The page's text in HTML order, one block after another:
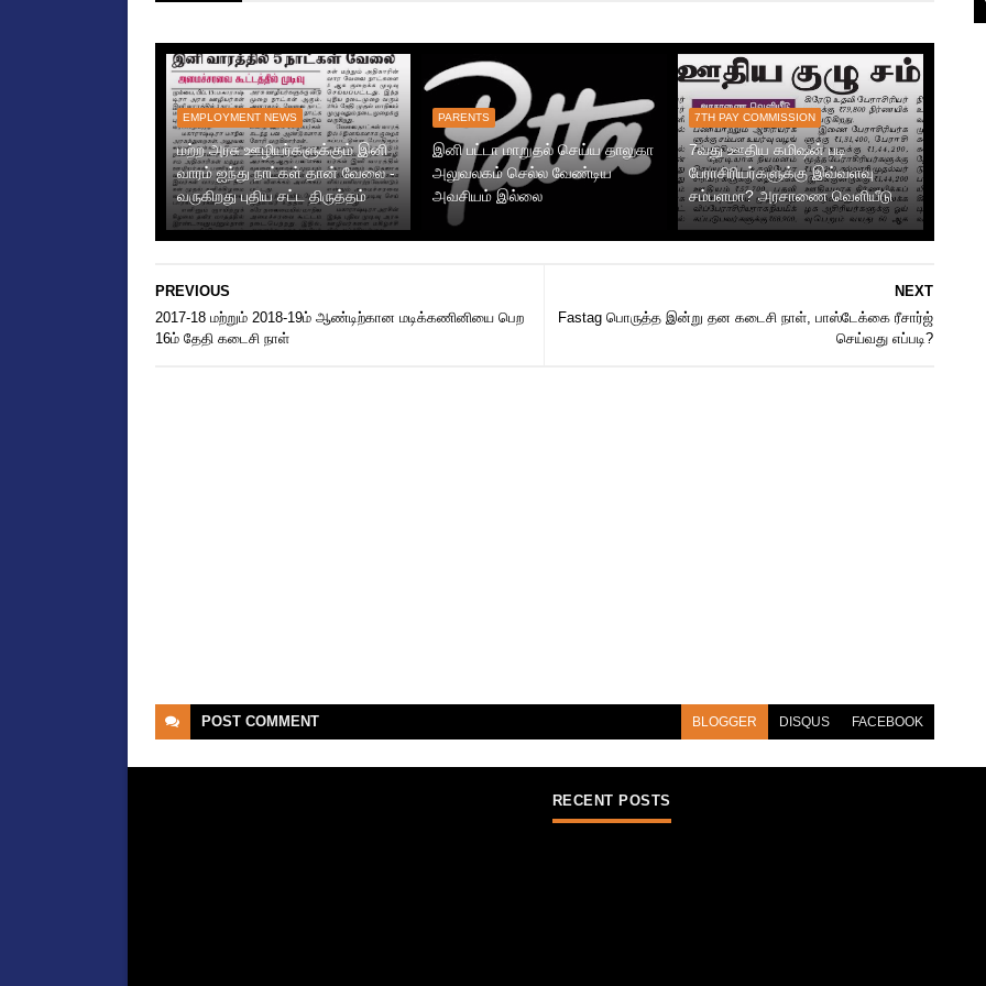
EMPLOYMENT NEWS
மற்ற அரசு ஊழியர்களுக்கும் இனி
வாரம் ஐந்து நாட்கள் தான் வேலை -
வருகிறது புதிய சட்ட திருத்தம்
PARENTS
இனி பட்டா மாறுதல் செய்ய தாலுகா
அலுவலகம் செல்ல வேண்டிய
அவசியம் இல்லை
7TH PAY COMMISSION
7வது ஊதிய கமிஷன் படி
பேராசிரியர்களுக்கு இவ்வளவு
சம்பளமா? அரசாணை வெளியீடு
NEXT
Fastag பொருத்த இன்று தன கடைசி நாள், பாஸ்டேக்கை ரீசார்ஜ்
செய்வது எப்படி?
PREVIOUS
2017-18 மற்றும் 2018-19ம் ஆண்டிற்கான மடிக்கணினியை பெற
16ம் தேதி கடைசி நாள்
POST COMMENT BLOGGER DISQUS FACEBOOK
RECENT POSTS